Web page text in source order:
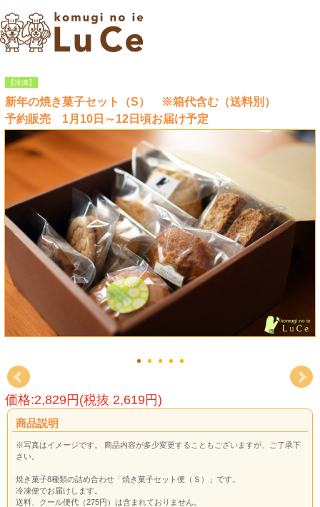
【冷凍】
新年の焼き菓子セット（S） ※箱代含む（送料別）
予約販売 1月10日～12日頃お届け予定
価格:2,829円(税抜 2,619円)
商品説明
※写真はイメージです。 商品内容が多少変更することもございますが、ご了承下
さい。
焼き菓子8種類の詰め合わせ「焼き菓子セット便（Ｓ）」です。
冷凍便でお届けします。
送料、クール便代（275円）は含まれておりません。